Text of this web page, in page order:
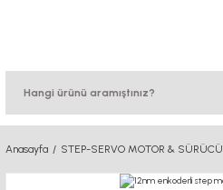
Anasayfa STEP-SERVO MOTOR & SÜRÜCÜ